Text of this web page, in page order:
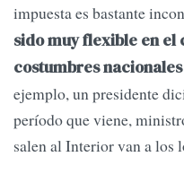
impuesta es bastante
sido muy flexible en
costumbres
ejemplo, un presidente
período que viene,
salen al Interior van a los